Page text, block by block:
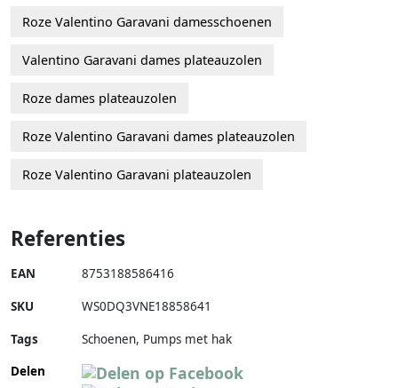
Roze Valentino Garavani damesschoenen
Valentino Garavani dames plateauzolen
Roze dames plateauzolen
Roze Valentino Garavani dames plateauzolen
Roze Valentino Garavani plateauzolen
Referenties
EAN 8753188586416
SKU WS0DQ3VNE18858641
Tags
Schoenen, Pumps met hak
Delen